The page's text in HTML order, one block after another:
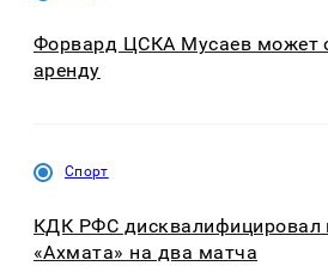
Форвард ЦСКА Мусаев может
аренду
Спорт
КДК РФС дисквалифицировал
«Ахмата» на два матча